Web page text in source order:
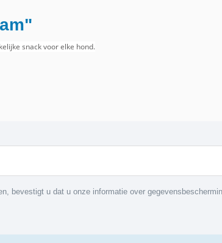
snack voor elke hond.
bevestigt u dat u onze informatie over